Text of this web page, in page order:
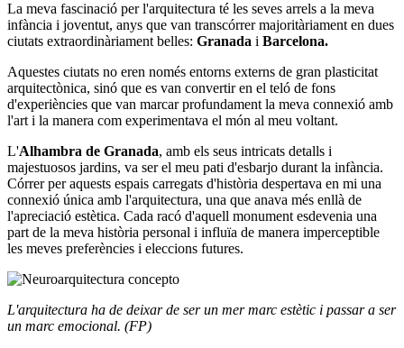
La meva fascinació per l'arquitectura té les seves arrels a la meva
infància i joventut, anys que van transcórrer majoritàriament en dues
ciutats extraordinàriament belles: Granada i Barcelona.
Aquestes ciutats no eren només entorns externs de gran plasticitat
arquitectònica, sinó que es van convertir en el teló de fons
d'experiències que van marcar profundament la meva connexió amb
l'art i la manera com experimentava el món al meu voltant.
L'Alhambra de Granada, amb els seus intricats detalls i
majestuosos jardins, va ser el meu pati d'esbarjo durant la infància.
Córrer per aquests espais carregats d'història despertava en mi una
connexió única amb l'arquitectura, una que anava més enllà de
l'apreciació estètica. Cada racó d'aquell monument esdevenia una
part de la meva història personal i influïa de manera imperceptible
les meves preferències i eleccions futures.
L'arquitectura ha de deixar de ser un mer marc estètic i passar a ser
un marc emocional. (FP)